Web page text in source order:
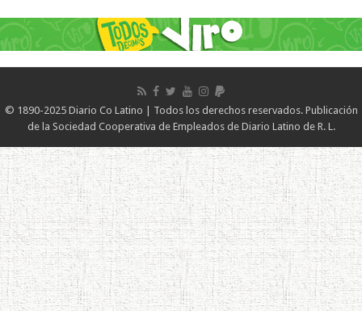
© 1890-2025 Diario Co Latino | Todos los derechos reservados. Publicación
de la Sociedad Cooperativa de Empleados de Diario Latino de R. L.